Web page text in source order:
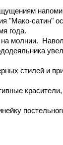
"Мако-сатин"
года.
на молнии.
стилей и